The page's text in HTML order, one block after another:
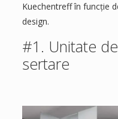
Kuechentreff în funcție
design.
#1. Unitate
sertare